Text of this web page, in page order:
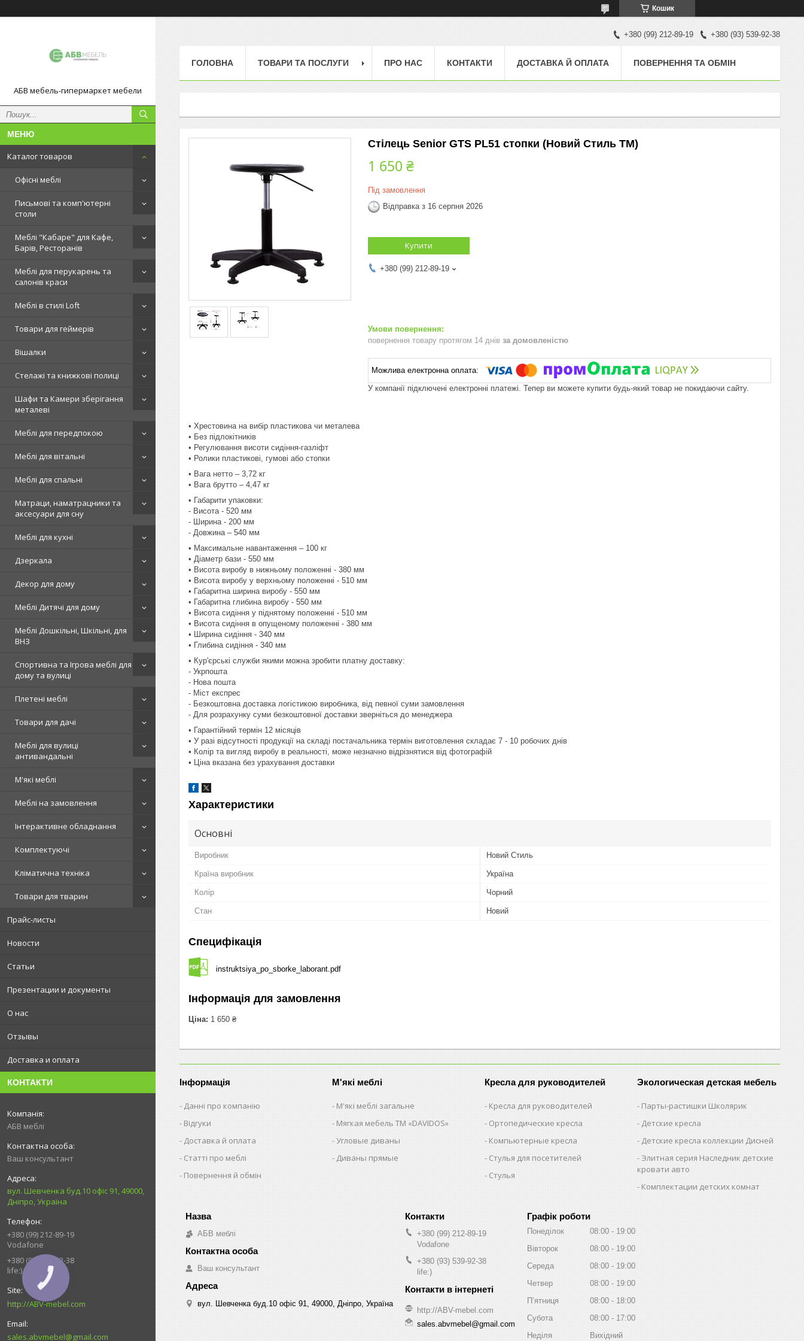
Кошик
АБВ мебель-гипермаркет мебели
Каталог товаров
Офісні меблі
Письмові та комп'ютерні
столи
Меблі "Кабаре" для Кафе,
Барів, Ресторанів
Меблі для перукарень та
салонів краси
Меблі в стилі Loft
Товари для геймерів
Вішалки
Стелажі та книжкові полиці
Шафи та Камери зберігання
металеві
Меблі для передпокою
Меблі для вітальні
Меблі для спальні
Матраци, наматрацники та
аксесуари для сну
Меблі для кухні
Дзеркала
Декор для дому
Меблі Дитячі для дому
Меблі Дошкільні, Шкільні, для
ВНЗ
Спортивна та Ігрова меблі для
дому та вулиці
Плетені меблі
Товари для дачі
Меблі для вулиці
антивандальні
М'які меблі
Меблі на замовлення
Інтерактивне обладнання
Комплектуючі
Кліматична техніка
Товари для тварин
Прайс-листы
Новости
Статьи
Презентации и документы
О нас
Отзывы
Доставка и оплата
КОНТАКТИ
АБВ меблі
Ваш консультант
вул. Шевченка буд.10 офіс 91, 49000,
Дніпро, Україна
+380 (99) 212-89-19
Vodafone
+380 (93) 539-92-38
life:)
http://ABV-mebel.com
sales.abvmebel@gmail.com
+380 (99) 212-89-19 +380 (93) 539-92-38
ГОЛОВНА ТОВАРИ ТА ПОСЛУГИ ПРО НАС КОНТАКТИ ДОСТАВКА Й ОПЛАТА ПОВЕРНЕННЯ ТА ОБМІН
Стілець Senior GTS PL51 стопки (Новий Стиль ТМ)
1 650 ₴
Під замовлення
Відправка з 16 серпня 2026
Купити
+380 (99) 212-89-19
повернення товару протягом 14 днів за домовленістю
У компанії підключені електронні платежі. Тепер ви можете купити будь-який товар не покидаючи сайту.
• Хрестовина на вибір пластикова чи металева
• Без підлокітників
• Регулювання висоти сидіння-газліфт
• Ролики пластикові, гумові або стопки
• Вага нетто – 3,72 кг
• Вага брутто – 4,47 кг
• Габарити упаковки:
- Висота - 520 мм
- Ширина - 200 мм
- Довжина – 540 мм
• Максимальне навантаження – 100 кг
• Діаметр бази - 550 мм
• Висота виробу в нижньому положенні - 380 мм
• Висота виробу у верхньому положенні - 510 мм
• Габаритна ширина виробу - 550 мм
• Габаритна глибина виробу - 550 мм
• Висота сидіння у піднятому положенні - 510 мм
• Висота сидіння в опущеному положенні - 380 мм
• Ширина сидіння - 340 мм
• Глибина сидіння - 340 мм
• Кур'єрські служби якими можна зробити платну доставку:
- Укрпошта
- Нова пошта
- Міст експрес
- Безкоштовна доставка логістикою виробника, від певної суми замовлення
- Для розрахунку суми безкоштовної доставки зверніться до менеджера
• Гарантійний термін 12 місяців
• У разі відсутності продукції на складі постачальника термін виготовлення складає 7 - 10 робочих днів
• Колір та вигляд виробу в реальності, може незначно відрізнятися від фотографій
• Ціна вказана без урахування доставки
Характеристики
Основні
Виробник Новий Стиль
Країна виробник Україна
Колір Чорний
Стан Новий
Специфікація
instruktsiya_po_sborke_laborant.pdf
Інформація для замовлення
Ціна: 1 650 ₴
Інформація
Данні про компанію
Відгуки
Доставка й оплата
Статті про меблі
Повернення й обмін
М'які меблі
М'які меблі загальне
Мягкая мебель ТМ «DAVIDOS»
Угловые диваны
Диваны прямые
Кресла для руководителей
Кресла для руководителей
Ортопедические кресла
Компьютерные кресла
Стулья для посетителей
Стулья
Экологическая детская мебель
Парты-растишки Школярик
Детские кресла
Детские кресла коллекции Дисней
Элитная серия Наследник детские
кровати авто
Комплектации детских комнат
АБВ меблі
Ваш консультант
вул. Шевченка буд.10 офіс 91, 49000, Дніпро, Україна
+380 (99) 212-89-19
Vodafone
+380 (93) 539-92-38
life:)
http://ABV-mebel.com
sales.abvmebel@gmail.com
Графік роботи
Понеділок 08:00
19:00
Вівторок
08:00
19:00
Середа
08:00
19:00
Четвер
08:00
19:00
Пʼятниця
08:00
18:00
Субота
08:00
17:00
Неділя
Вихідний
КНОПКА
ЗВ'ЯЗКУ